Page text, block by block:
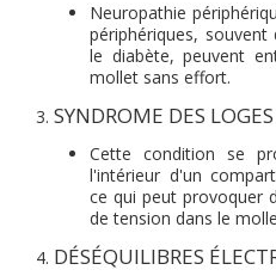
Neuropathie
périphériques,
le diabète, peuvent
mollet sans effort.
SYNDROME DES LOGES
Cette condition se
l'intérieur d'un
ce qui peut provoquer
de tension dans le
DÉSÉQUILIBRES